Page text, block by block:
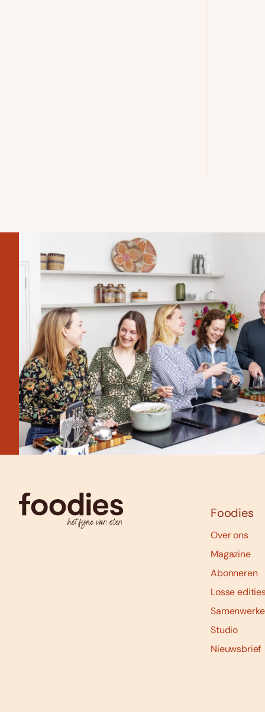
Foodies
Over ons
Magazine
Abonneren
Losse
Studio
Nieuwsbrief